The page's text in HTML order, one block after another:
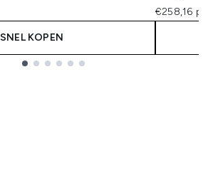
SNEL KOPEN
€258,16